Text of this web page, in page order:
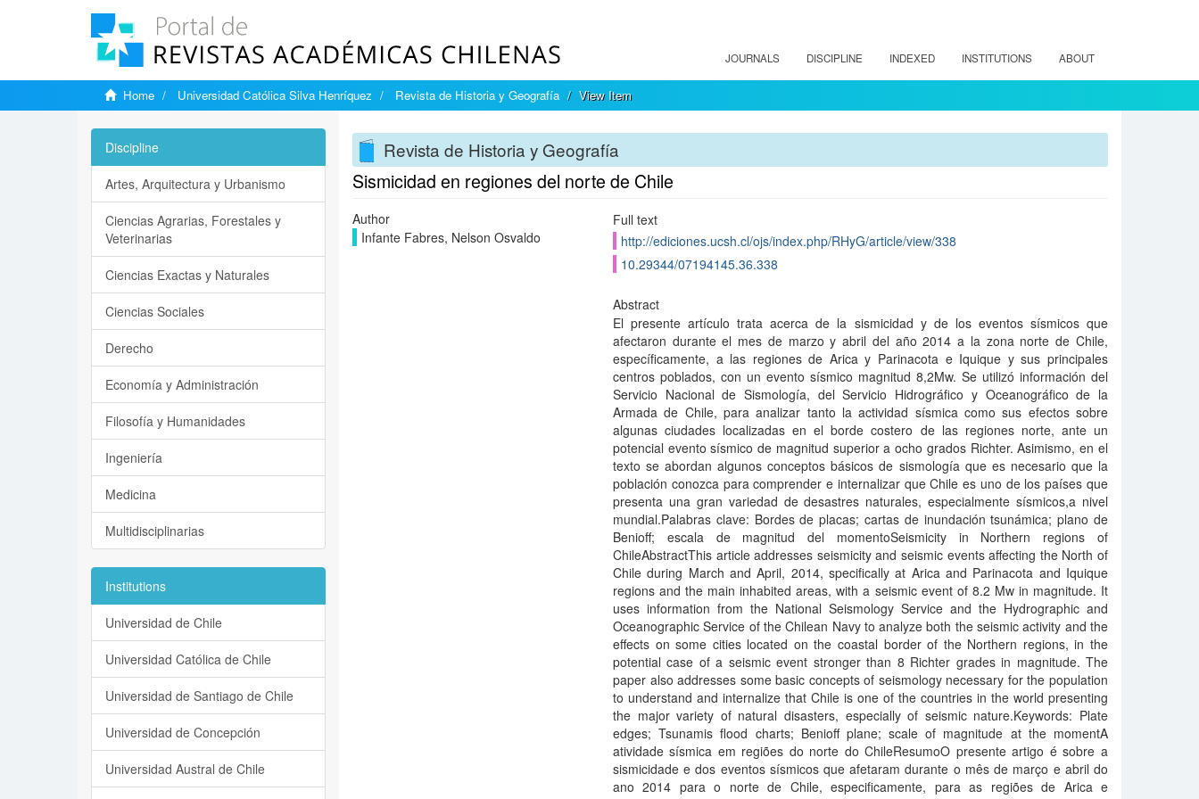
JOURNALS DISCIPLINE INDEXED INSTITUTIONS ABOUT
Home Universidad Católica Silva Henríquez Revista de Historia y Geografía View Item
Revista de Historia y Geografía
Sismicidad en regiones del norte de Chile
Author
Infante Fabres, Nelson Osvaldo
Full text
http://ediciones.ucsh.cl/ojs/index.php/RHyG/article/view/338
10.29344/07194145.36.338
Abstract
El presente artí­culo trata acerca de la sismicidad y de los eventos sí­smicos que
afectaron durante el mes de marzo y abril del año 2014 a la zona norte de Chile,
especí­ficamente, a las regiones de Arica y Parinacota e Iquique y sus principales
centros poblados, con un evento sí­smico magnitud 8,2Mw. Se utilizó información del
Servicio Nacional de Sismologí­a, del Servicio Hidrográfico y Oceanográfico de la
Armada de Chile, para analizar tanto la actividad sí­smica como sus efectos sobre
algunas ciudades localizadas en el borde costero de las regiones norte, ante un
potencial evento sí­smico de magnitud superior a ocho grados Richter. Asimismo, en el
texto se abordan algunos conceptos básicos de sismologí­a que es necesario que la
población conozca para comprender e internalizar que Chile es uno de los paí­ses que
presenta una gran variedad de desastres naturales, especialmente sí­smicos,a nivel
mundial.Palabras clave: Bordes de placas; cartas de inundación tsunámica; plano de
Benioff; escala de magnitud del momentoSeismicity in Northern regions of
ChileAbstractThis article addresses seismicity and seismic events affecting the North of
Chile during March and April, 2014, specifically at Arica and Parinacota and Iquique
regions and the main inhabited areas, with a seismic event of 8.2 Mw in magnitude. It
uses information from the National Seismology Service and the Hydrographic and
Oceanographic Service of the Chilean Navy to analyze both the seismic activity and the
effects on some cities located on the coastal border of the Northern regions, in the
potential case of a seismic event stronger than 8 Richter grades in magnitude. The
paper also addresses some basic concepts of seismology necessary for the population
to understand and internalize that Chile is one of the countries in the world presenting
the major variety of natural disasters, especially of seismic nature.Keywords: Plate
edges; Tsunamis flood charts; Benioff plane; scale of magnitude at the momentA
atividade sí­smica em regiões do norte do ChileResumoO presente artigo é sobre a
sismicidade e dos eventos sí­smicos que afetaram durante o mês de março e abril do
ano 2014 para o norte de Chile, especificamente, para as regiões de Arica e
Discipline
Artes, Arquitectura y Urbanismo
Ciencias Agrarias, Forestales y
Veterinarias
Ciencias Exactas y Naturales
Ciencias Sociales
Derecho
Economía y Administración
Filosofía y Humanidades
Ingeniería
Medicina
Multidisciplinarias
Institutions
Universidad de Chile
Universidad Católica de Chile
Universidad de Santiago de Chile
Universidad de Concepción
Universidad Austral de Chile